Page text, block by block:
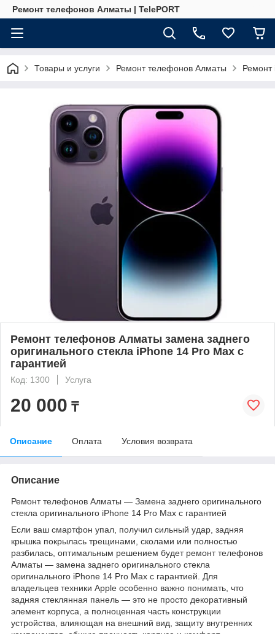
Ремонт телефонов Алматы | TelePORT
Товары и услуги Ремонт телефонов Алматы Ремонт
Ремонт телефонов Алматы замена заднего
оригинального стекла iPhone 14 Pro Max с
гарантией
Код: 1300 Услуга
20 000 ₸
Описание Оплата Условия возврата
Описание
Ремонт телефонов Алматы — Замена заднего оригинального
стекла оригинального iPhone 14 Pro Max с гарантией
Если ваш смартфон упал, получил сильный удар, задняя
крышка покрылась трещинами, сколами или полностью
разбилась, оптимальным решением будет ремонт телефонов
Алматы — замена заднего оригинального стекла
оригинального iPhone 14 Pro Max с гарантией. Для
владельцев техники Apple особенно важно понимать, что
задняя стеклянная панель — это не просто декоративный
элемент корпуса, а полноценная часть конструкции
устройства, влияющая на внешний вид, защиту внутренних